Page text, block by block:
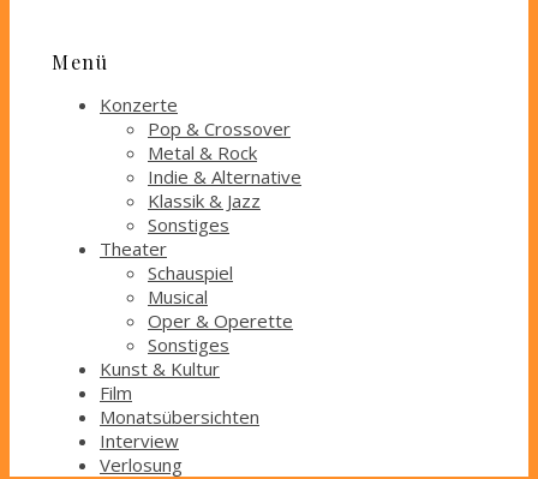
Menü
Konzerte
Pop & Crossover
Metal & Rock
Indie & Alternative
Klassik & Jazz
Sonstiges
Theater
Schauspiel
Musical
Oper & Operette
Sonstiges
Kunst & Kultur
Film
Monatsübersichten
Interview
Verlosung